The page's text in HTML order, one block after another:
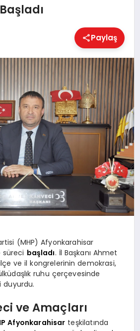
Paylaş
(MHP) Afyonkarahisar
süreci başladı. İl Başkanı Ahmet
ve il kongrelerinin demokrasi,
ruhu çerçevesinde
duyurdu.
ve Amaçları
Afyonkarahisar teşkilatında